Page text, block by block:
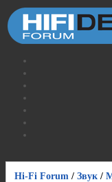
Hi-Fi Forum / Звук /